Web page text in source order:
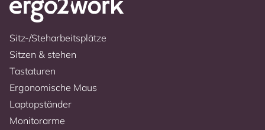
Sitz-/Steharbeitsplätze
Sitzen & stehen
Tastaturen
Ergonomische Maus
Laptopständer
Monitorarme